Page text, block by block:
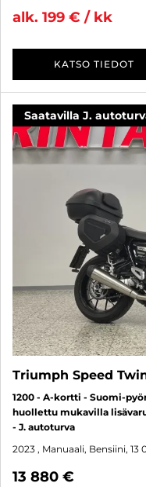
alk. 199 € / kk
KATSO TIEDOT
Saatavilla J.
Triumph Speed
1200 - A-kortti - Suomi-
huollettu mukavilla
- J. autoturva
2023 , Manuaali, Bensiini, 13
13 880 €